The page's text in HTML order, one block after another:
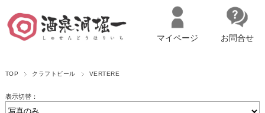
マイページ お問合せ
TOP クラフトビール VERTERE
表示切替：